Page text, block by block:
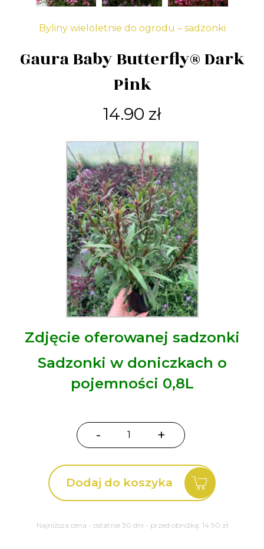
Byliny wieloletnie do ogrodu – sadzonki
Gaura Baby Butterfly® Dark
Pink
14.90 zł
Zdjęcie oferowanej sadzonki
Sadzonki w doniczkach o
pojemności 0,8L
-
ilość
Baby
Butterfly®
+
Dodaj do koszyka
Najniższa cena - ostatnie 30 dni - przed obniżką: 14.90 zł